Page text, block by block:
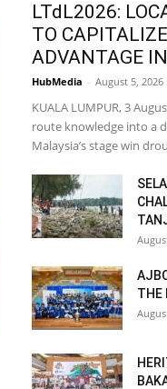
LTdL2026:
TO
ADVANTAGE
HubMedia - August 5, 2026
KUALA LUMPUR, 3
route knowledge into a
Malaysia’s stage win
THE